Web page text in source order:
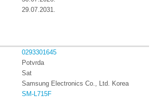
29.07.2031.
0293301645
Potvrda
Sat
Samsung Electronics Co., Ltd. Korea
SM-L715F